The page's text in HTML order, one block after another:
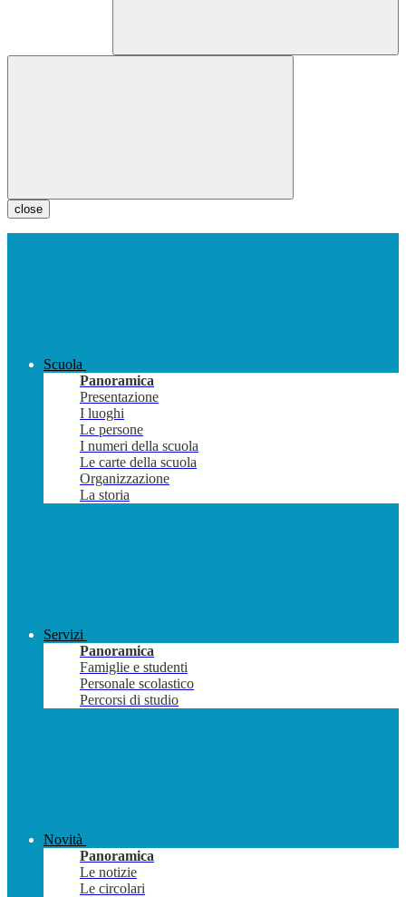
close
Scuola
Panoramica
Presentazione
I luoghi
Le persone
I numeri della scuola
Le carte della scuola
Organizzazione
La storia
Servizi
Panoramica
Famiglie e studenti
Personale scolastico
Percorsi di studio
Novità
Panoramica
Le notizie
Le circolari